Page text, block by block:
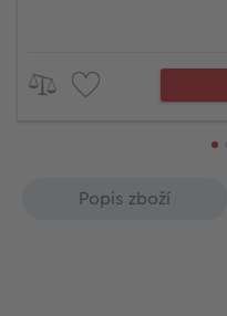
Popis zboží